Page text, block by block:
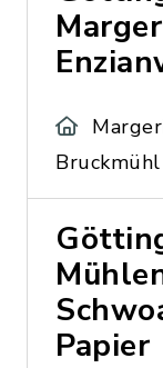
Bruckmühl
Papier